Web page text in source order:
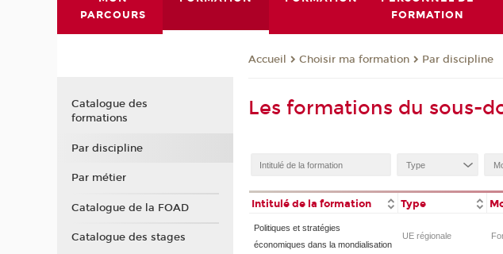
PARCOURS
FORMATION
Accueil Choisir ma formation Par discipline
Les formations du sous-
Intitulé de la formation Type
Politiques et stratégies
économiques dans la mondialisation
UE régionale
Catalogue des
formations
Par discipline
Par métier
Catalogue de la FOAD
Catalogue des stages